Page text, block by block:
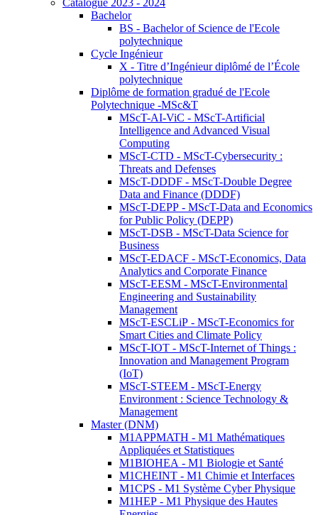
Catalogue 2023 - 2024
Bachelor
BS - Bachelor of Science de l'Ecole
polytechnique
Cycle Ingénieur
X - Titre d’Ingénieur diplômé de l’École
polytechnique
Diplôme de formation gradué de l'Ecole
Polytechnique -MSc&T
MScT-AI-ViC - MScT-Artificial
Intelligence and Advanced Visual
Computing
MScT-CTD - MScT-Cybersecurity :
Threats and Defenses
MScT-DDDF - MScT-Double Degree
Data and Finance (DDDF)
MScT-DEPP - MScT-Data and Economics
for Public Policy (DEPP)
MScT-DSB - MScT-Data Science for
Business
MScT-EDACF - MScT-Economics, Data
Analytics and Corporate Finance
MScT-EESM - MScT-Environmental
Engineering and Sustainability
Management
MScT-ESCLiP - MScT-Economics for
Smart Cities and Climate Policy
MScT-IOT - MScT-Internet of Things :
Innovation and Management Program
(IoT)
MScT-STEEM - MScT-Energy
Environment : Science Technology &
Management
Master (DNM)
M1APPMATH - M1 Mathématiques
Appliquées et Statistiques
M1BIOHEA - M1 Biologie et Santé
M1CHEINT - M1 Chimie et Interfaces
M1CPS - M1 Système Cyber Physique
M1HEP - M1 Physique des Hautes